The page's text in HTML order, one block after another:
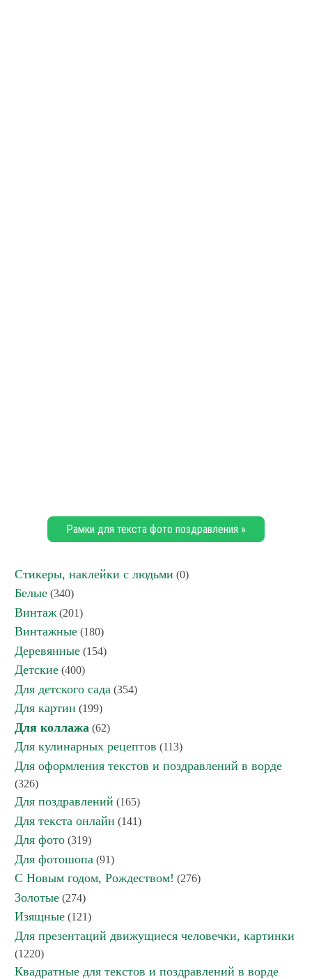
Рамки для текста фото поздравления »
Стикеры, наклейки с людьми (0)
Белые (340)
Винтаж (201)
Винтажные (180)
Деревянные (154)
Детские (400)
Для детского сада (354)
Для картин (199)
Для коллажа (62)
Для кулинарных рецептов (113)
Для оформления текстов и поздравлений в ворде
(326)
Для поздравлений (165)
Для текста онлайн (141)
Для фото (319)
Для фотошопа (91)
С Новым годом, Рождеством! (276)
Золотые (274)
Изящные (121)
Для презентаций движущиеся человечки, картинки
(1220)
Квадратные для текстов и поздравлений в ворде